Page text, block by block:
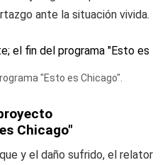
ante la situación vivida.
"Esto es Chicago".
Chicago"
y el daño sufrido, el relator